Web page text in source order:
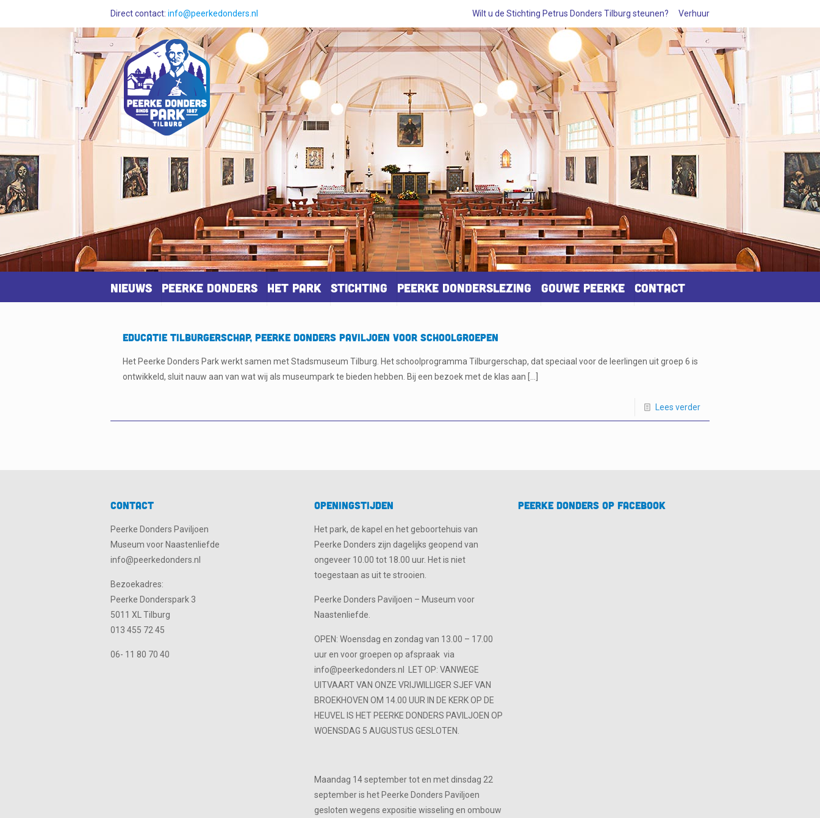
Direct contact:info@peerkedonders.nl Wilt u de Stichting Petrus Donders Tilburg steunen? Verhuur
Nieuws Peerke Donders Het park Stichting Peerke Donderslezing Gouwe Peerke Contact
Educatie TILburgerschap, Peerke Donders Paviljoen voor schoolgroepen
Het Peerke Donders Park werkt samen met Stadsmuseum Tilburg. Het schoolprogramma Tilburgerschap, dat speciaal voor de leerlingen uit groep 6 is
ontwikkeld, sluit nauw aan van wat wij als museumpark te bieden hebben. Bij een bezoek met de klas aan
Lees verder
Contact
Peerke Donders Paviljoen
Museum voor Naastenliefde
info@peerkedonders.nl
Bezoekadres:
Peerke Donderspark 3
5011 XL Tilburg
013 455 72 45
06- 11 80 70 40
Openingstijden
Het park, de kapel en het geboortehuis van
Peerke Donders zijn dagelijks geopend van
ongeveer 10.00 tot 18.00 uur. Het is niet
toegestaan as uit te strooien.
Peerke Donders Paviljoen – Museum voor
Naastenliefde.
OPEN: Woensdag en zondag van 13.00 – 17.00
uur en voor groepen op afspraak via
info@peerkedonders.nl LET OP: VANWEGE
UITVAART VAN ONZE VRIJWILLIGER SJEF VAN
BROEKHOVEN OM 14.00 UUR IN DE KERK OP DE
HEUVEL IS HET PEERKE DONDERS PAVILJOEN OP
WOENSDAG 5 AUGUSTUS GESLOTEN.
Maandag 14 september tot en met dinsdag 22
september is het Peerke Donders Paviljoen
gesloten wegens expositie wisseling en ombouw
Peerke Donders op Facebook